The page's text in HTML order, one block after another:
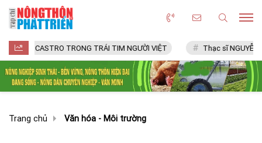
TRONG TRÁI TIM NGƯỜI VIỆT Thạc sĩ NGUYỄN VĂN CHÍ
Trang chủ Văn hóa - Môi trường